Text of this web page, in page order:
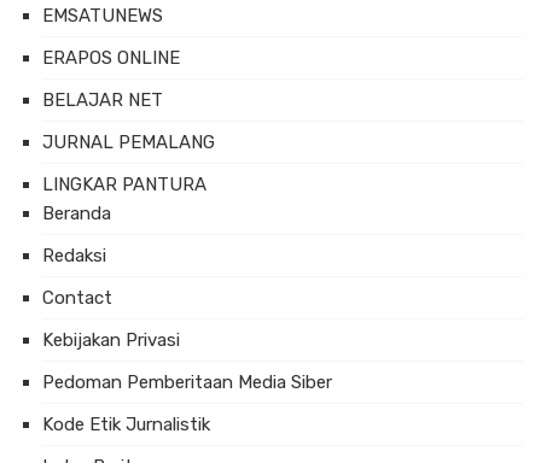
EMSATUNEWS
ERAPOS ONLINE
BELAJAR NET
JURNAL PEMALANG
LINGKAR PANTURA
Beranda
Redaksi
Contact
Kebijakan Privasi
Pedoman Pemberitaan Media Siber
Kode Etik Jurnalistik